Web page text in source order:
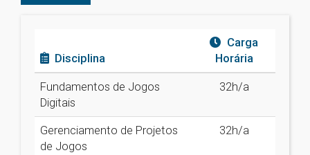
Disciplina
Carga
Horária
Fundamentos de Jogos
Digitais
32h/a
Gerenciamento de Projetos
de Jogos
32h/a